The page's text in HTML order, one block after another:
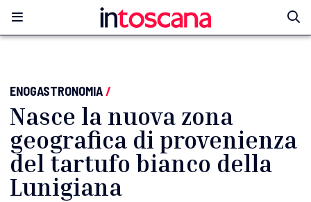
ENOGASTRONOMIA/
Nasce la nuova zona
geografica di provenienza
del tartufo bianco della
Lunigiana